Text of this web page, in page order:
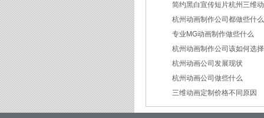
2026/07/27
简约黑白宣传短片杭州三维
2026/07/23
杭州动画制作公司都做些什
2026/03/18
专业MG动画制作做些什么
2026/03/16
杭州动画制作公司该如何选择
2026/03/05
杭州动画公司发展现状
2026/03/03
杭州动画公司做些什么
2026/02/28
三维动画定制价格不同原因
2026/02/02